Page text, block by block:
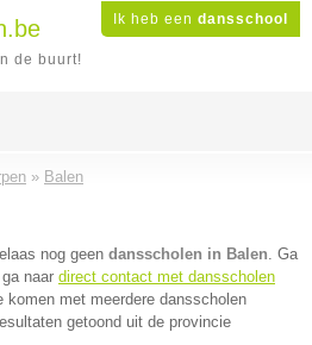
Ik heb een dansschool
de buurt!
» Balen
nog geen dansscholen in Balen. Ga
naar direct contact met dansscholen
met meerdere dansscholen
getoond uit de provincie